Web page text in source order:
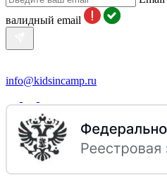
валидный email
info@kidsincamp.ru